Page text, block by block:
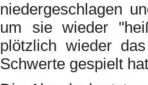
niedergeschlagen
um sie wieder
plötzlich wieder
Schwerte gespielt